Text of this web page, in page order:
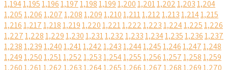
1,1941,1951,1961,1971,1981,1991,2001,2011,2021,2031,204
1,2051,2061,2071,2081,2091,2101,2111,2121,2131,2141,215
1,2161,2171,2181,2191,2201,2211,2221,2231,2241,2251,226
1,2271,2281,2291,2301,2311,2321,2331,2341,2351,2361,237
1,2381,2391,2401,2411,2421,2431,2441,2451,2461,2471,248
1,2491,2501,2511,2521,2531,2541,2551,2561,2571,2581,259